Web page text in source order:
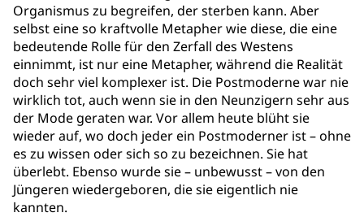
Organismus zu begreifen, der sterben kann. Aber
selbst eine so kraftvolle Metapher wie diese, die eine
bedeutende Rolle für den Zerfall des Westens
einnimmt, ist nur eine Metapher, während die Realität
doch sehr viel komplexer ist. Die Postmoderne war nie
wirklich tot, auch wenn sie in den Neunzigern sehr aus
der Mode geraten war. Vor allem heute blüht sie
wieder auf, wo doch jeder ein Postmoderner ist – ohne
es zu wissen oder sich so zu bezeichnen. Sie hat
überlebt. Ebenso wurde sie – unbewusst – von den
Jüngeren wiedergeboren, die sie eigentlich nie
kannten.